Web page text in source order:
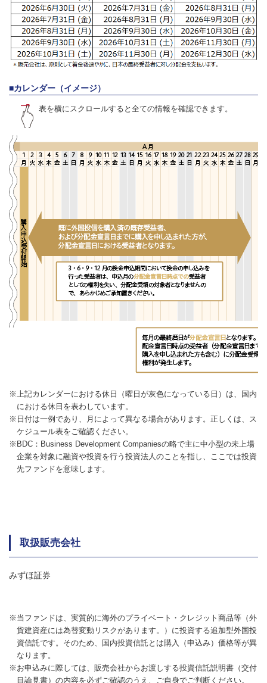
■カレンダー（イメージ）
表を横にスクロールすると全ての情報を確認できます。
※上記カレンダーにおける休日（曜日が灰色になっている日）は、国内
における休日を表わしています。
※日付は一例であり、月によって異なる場合があります。正しくは、ス
ケジュール表をご確認ください。
※BDC：Business Development Companiesの略で主に中小型の未上場
企業を対象に融資や投資を行う投資法人のことを指し、ここでは投資
先ファンドを意味します。
取扱販売会社
みずほ証券
※当ファンドは、実質的に海外のプライベート・クレジット商品等（外
貨建資産には為替変動リスクがあります。）に投資する追加型外国投
資信託です。そのため、国内投資信託とは購入（申込み）価格等が異
なります。
※お申込みに際しては、販売会社からお渡しする投資信託説明書（交付
目論見書）の内容を必ずご確認のうえ、ご自身でご判断ください。